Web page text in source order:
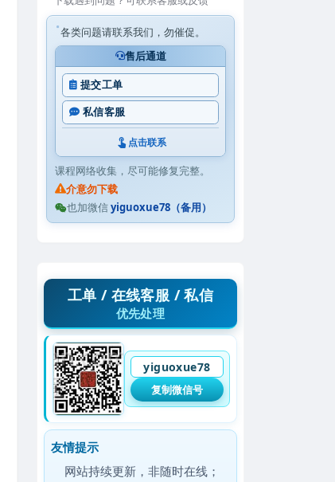
各类问题请联系我们，勿催促。
售后通道
提交工单
私信客服
点击联系
课程网络收集，尽可能修复完整。
介意勿下载
也加微信yiguoxue78（备用）
工单 / 在线客服 / 私信
优先处理
yiguoxue78
复制微信号
友情提示
网站持续更新，非随时在线；